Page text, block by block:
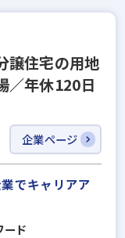
譲住宅の用地
／年休120日
企業ページ
でキャリアア
ード